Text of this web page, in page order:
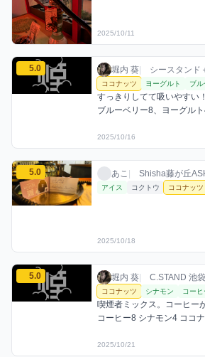
2025/10/11
堀内 葵のココナッツミックスを見る
5.0 堀内 葵 / お店シーシ
堀内 葵| シースタンド
利用フレーバー
ココナッツ ヨーグルト ブ
コメント
すっきりしてて吸いやすい！
ブルーベリー8、ヨーグル
評価
2025/10/16
あこのココナッツミックスを見る
5.0 あこ / お店シーシャ /
あこ | Shisha藤が丘
利用フレーバー
アイス コクトウ ココナッツ
評価
2025/10/18
堀内 葵のココナッツミックスを見る
5.0 堀内 葵 / お店シーシ
堀内 葵| C.STAND 池
利用フレーバー
ココナッツ シナモン コーヒ
コメント
喫煙者ミックス。コーヒー
コーヒー8 シナモン4 ココ
評価
2025/10/21